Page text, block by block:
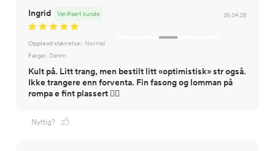
Ingrid 26.04.26
Verifisert kunde
Opplevd størrelse: Normal
Farge: Denim
Kult på. Litt trang, men bestilt litt «optimistisk» str også.
Ikke trangere enn forventa. Fin fasong og lomman på
rompa e fint plassert 👌🏼
Nyttig?